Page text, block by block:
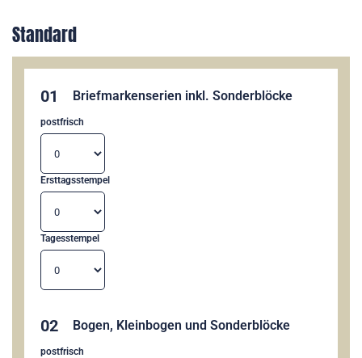
Standard
01 Briefmarkenserien inkl. Sonderblöcke
postfrisch
Ersttagsstempel
Tagesstempel
02 Bogen, Kleinbogen und Sonderblöcke
postfrisch